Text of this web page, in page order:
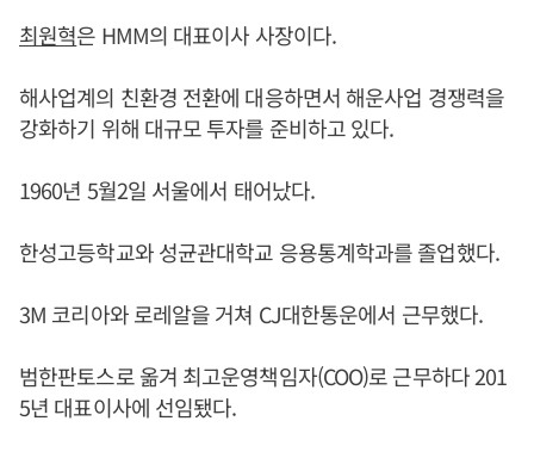
최원혁은 HMM의 대표이사 사장이다.
해사업계의 친환경 전환에 대응하면서 해운사업 경쟁력을
강화하기 위해 대규모 투자를 준비하고 있다.
1960년 5월2일 서울에서 태어났다.
한성고등학교와 성균관대학교 응용통계학과를 졸업했다.
3M 코리아와 로레알을 거쳐 CJ대한통운에서 근무했다.
범한판토스로 옮겨 최고운영책임자(COO)로 근무하다 201
5년 대표이사에 선임됐다.